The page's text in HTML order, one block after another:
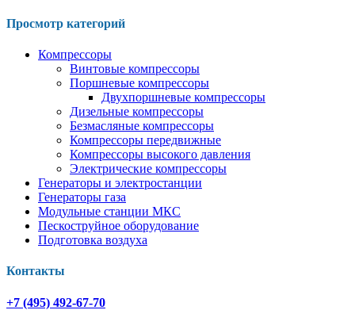
Просмотр категорий
Компрессоры
Винтовые компрессоры
Поршневые компрессоры
Двухпоршневые компрессоры
Дизельные компрессоры
Безмасляные компрессоры
Компрессоры передвижные
Компрессоры высокого давления
Электрические компрессоры
Генераторы и электростанции
Генераторы газа
Модульные станции МКС
Пескоструйное оборудование
Подготовка воздуха
Контакты
+7 (495) 492-67-70